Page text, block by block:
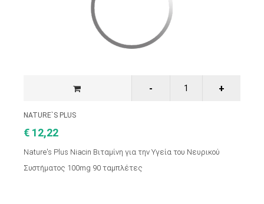
NATURE`S PLUS
€ 12,22
Nature's Plus Niacin Βιταμίνη για την Υγεία του Νευρικού
Συστήματος 100mg 90 ταμπλέτες